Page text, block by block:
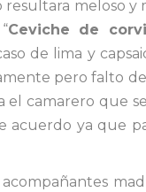
resultara meloso y
Ceviche de
de lima y
pero falto de
camarero que
ya que